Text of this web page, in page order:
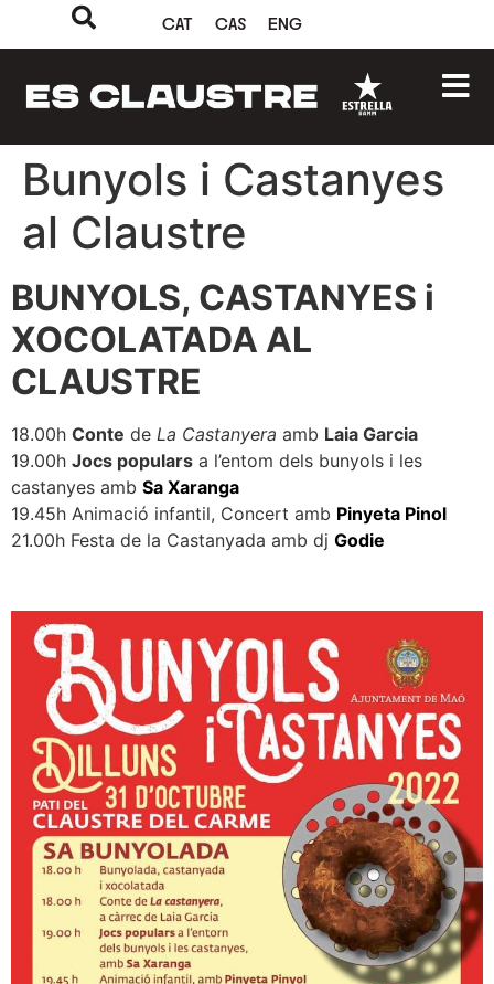
CAT CAS ENG
Bunyols i Castanyes
al Claustre
BUNYOLS, CASTANYES i
XOCOLATADA AL
CLAUSTRE
18.00h Conte de La Castanyera amb Laia Garcia
19.00h Jocs populars a l’entom dels bunyols i les
castanyes amb Sa Xaranga
19.45h Animació infantil, Concert amb Pinyeta Pinol
21.00h Festa de la Castanyada amb dj Godie